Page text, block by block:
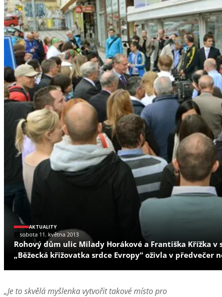
AKTUALITY
sobota 11. května 2013
Rohový dům ulic Milady Horákové a Františka Křížka
„Běžecká křižovatka srdce Evropy“ oživla v předvečer
„Je to skvělá myšlenka vytvořit takové místo pro